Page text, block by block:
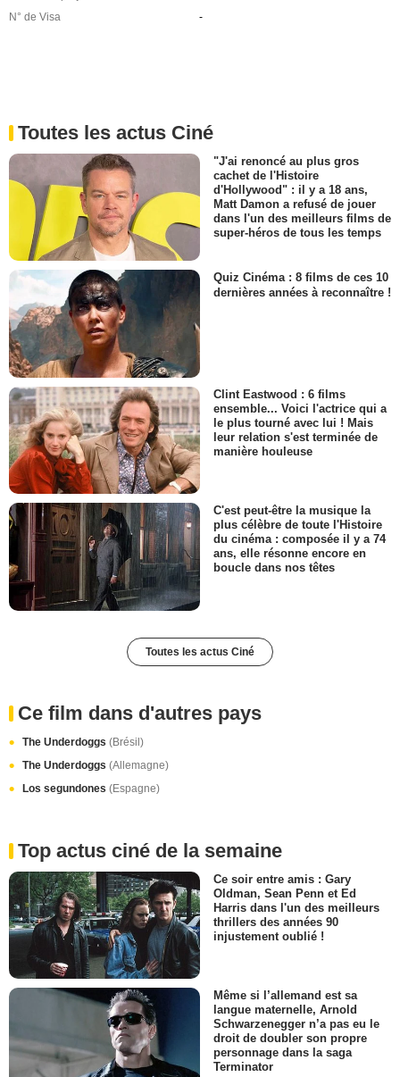
N° de Visa
-
Toutes les actus Ciné
"J'ai renoncé au plus gros
cachet de l'Histoire
d'Hollywood" : il y a 18 ans,
Matt Damon a refusé de jouer
dans l'un des meilleurs films de
super-héros de tous les temps
Quiz Cinéma : 8 films de ces 10
dernières années à reconnaître !
Clint Eastwood : 6 films
ensemble... Voici l'actrice qui a
le plus tourné avec lui ! Mais
leur relation s'est terminée de
manière houleuse
C'est peut-être la musique la
plus célèbre de toute l'Histoire
du cinéma : composée il y a 74
ans, elle résonne encore en
boucle dans nos têtes
Toutes les actus Ciné
Ce film dans d'autres pays
The Underdoggs (Brésil)
The Underdoggs (Allemagne)
Los segundones (Espagne)
Top actus ciné de la semaine
Ce soir entre amis : Gary
Oldman, Sean Penn et Ed
Harris dans l'un des meilleurs
thrillers des années 90
injustement oublié !
Même si l’allemand est sa
langue maternelle, Arnold
Schwarzenegger n’a pas eu le
droit de doubler son propre
personnage dans la saga
Terminator